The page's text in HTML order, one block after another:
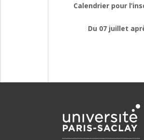
Calendrier pour
Du 07 juillet